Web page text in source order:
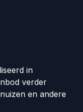
in
verder
en andere